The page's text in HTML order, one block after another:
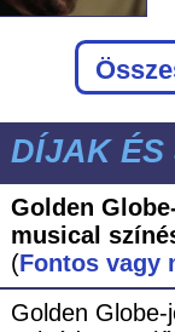
DÍJAK ÉS
Golden
musical
(Fontos vagy
Golden